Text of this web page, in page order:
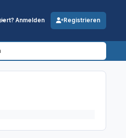
Anmelden Registrieren